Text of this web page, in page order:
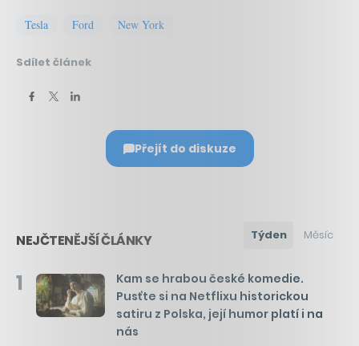
Tesla Ford New York
Sdílet článek
Přejít do diskuze
NEJČTENĚJŠÍ ČLÁNKY Týden Měsíc
1
Kam se hrabou české komedie.
Pusťte si na Netflixu historickou
satiru z Polska, její humor platí i na
nás